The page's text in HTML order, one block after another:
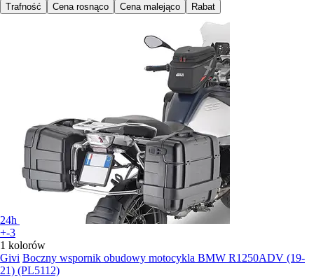
Trafność
Cena rosnąco Cena malejąco Rabat
24h
+-3
1 kolorów
Givi Boczny wspornik obudowy motocykla BMW R1250ADV (19-
21) (PL5112)